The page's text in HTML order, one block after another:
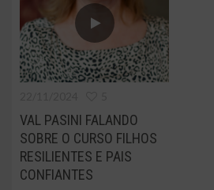
VAL PASINI FALANDO
SOBRE O CURSO FILHOS
RESILIENTES E PAIS
CONFIANTES